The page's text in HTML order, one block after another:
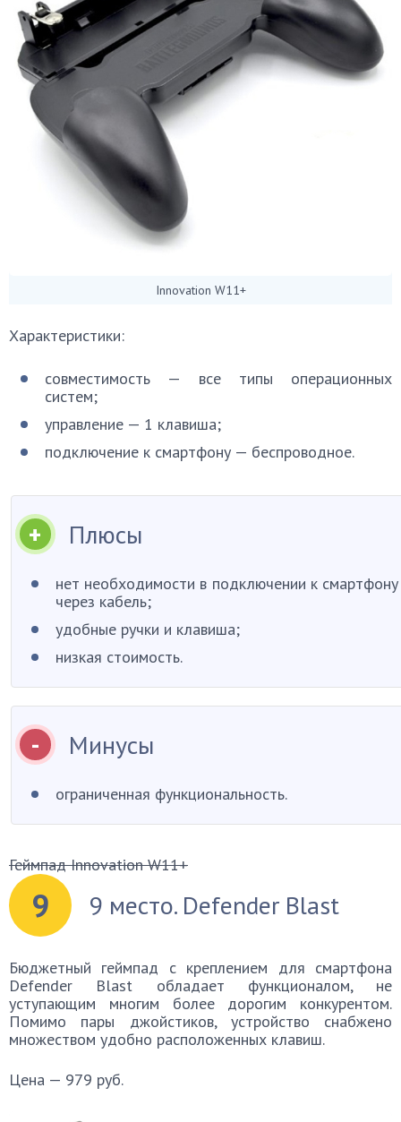
Innovation W11+
Характеристики:
совместимость — все типы операционных
систем;
управление — 1 клавиша;
подключение к смартфону — беспроводное.
Плюсы
нет необходимости в подключении к смартфону
через кабель;
удобные ручки и клавиша;
низкая стоимость.
Минусы
ограниченная функциональность.
Геймпад Innovation W11+
9 9 место. Defender Blast
Бюджетный геймпад с креплением для смартфона
Defender Blast обладает функционалом, не
уступающим многим более дорогим конкурентом.
Помимо пары джойстиков, устройство снабжено
множеством удобно расположенных клавиш.
Цена — 979 руб.